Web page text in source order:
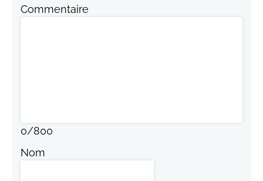
Commentaire
0/800
Nom